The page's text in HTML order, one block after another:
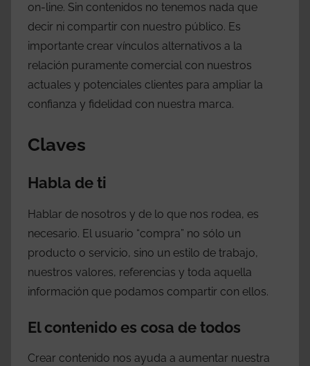
on-line. Sin contenidos no tenemos nada que
decir ni compartir con nuestro público. Es
importante crear vínculos alternativos a la
relación puramente comercial con nuestros
actuales y potenciales clientes para ampliar la
confianza y fidelidad con nuestra marca.
Claves
Habla de ti
Hablar de nosotros y de lo que nos rodea, es
necesario. El usuario “compra” no sólo un
producto o servicio, sino un estilo de trabajo,
nuestros valores, referencias y toda aquella
información que podamos compartir con ellos.
El contenido es cosa de todos
Crear contenido nos ayuda a aumentar nuestra